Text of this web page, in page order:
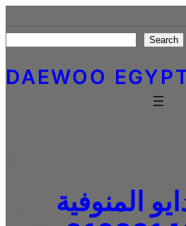
to
content
Search
DAEWOO
المنوفية